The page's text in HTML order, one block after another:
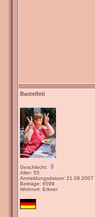
Bastelfeti
Geschlecht:
Alter: 55
Anmeldungsdatum: 21.08.2007
Beiträge: 6599
Wohnort: Erkner